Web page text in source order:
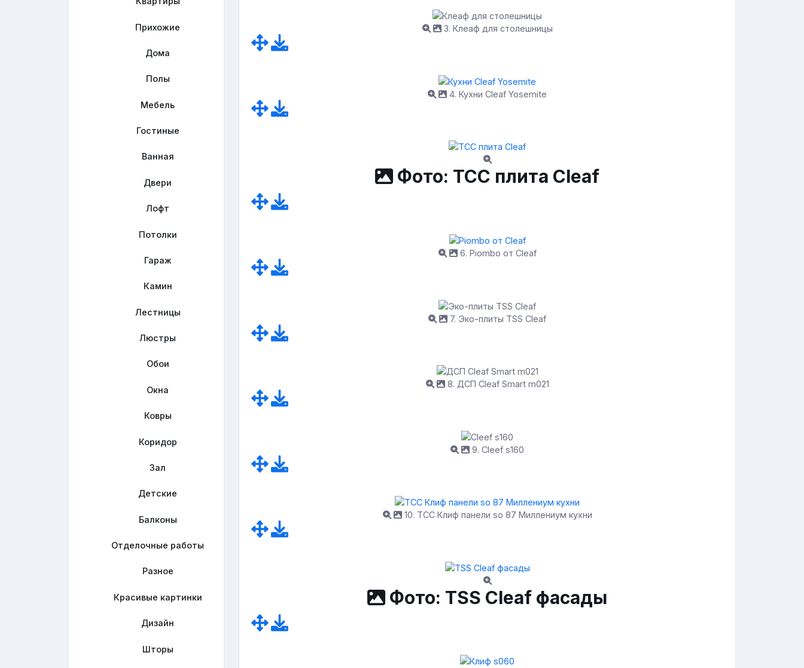
Прихожие
Дома
Полы
Мебель
Гостиные
Ванная
Двери
Лофт
Потолки
Гараж
Камин
Лестницы
Люстры
Обои
Окна
Ковры
Коридор
Зал
Детские
Балконы
Отделочные работы
Разное
Красивые картинки
Дизайн
Шторы
3. Клеаф для столешницы
4. Кухни Cleaf Yosemite
Фото: ТСС плита Cleaf
6. Piombo от Cleaf
7. Эко-плиты TSS Cleaf
8. ДСП Cleaf Smart m021
9. Cleef s160
10. ТСС Клиф панели so 87 Миллениум кухни
Фото: TSS Cleaf фасады